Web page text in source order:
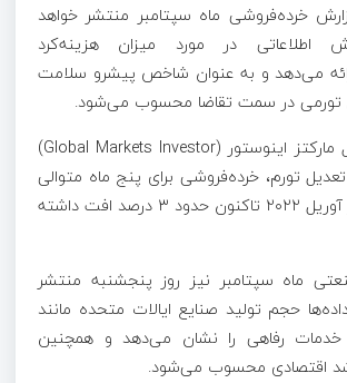
خرده‌فروشی ماه سپتامبر منتشر خواهد
اطلاعاتی در مورد میزان هزینه‌کرد
می‌دهد و به عنوان شاخص پیشرو سلامت
تورمی در سمت تقاضا محسوب می‌شود.
با این حال، گلوبال مارکتز اینوستور (Global Markets Investor)
تورم، خرده‌فروشی برای پنج ماه متوالی
کاهش یافته و از آوریل ۲۰۲۲ تاکنون حدود ۳ درصد افت داشته
ماه سپتامبر نیز روز پنجشنبه منتشر
حجم تولید صنایع ایالات متحده مانند
خدمات رفاهی را نشان می‌دهد و همچنین
اقتصادی محسوب می‌شود.